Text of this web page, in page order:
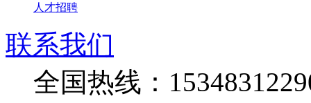
人才招聘
联系我们
全国热线：